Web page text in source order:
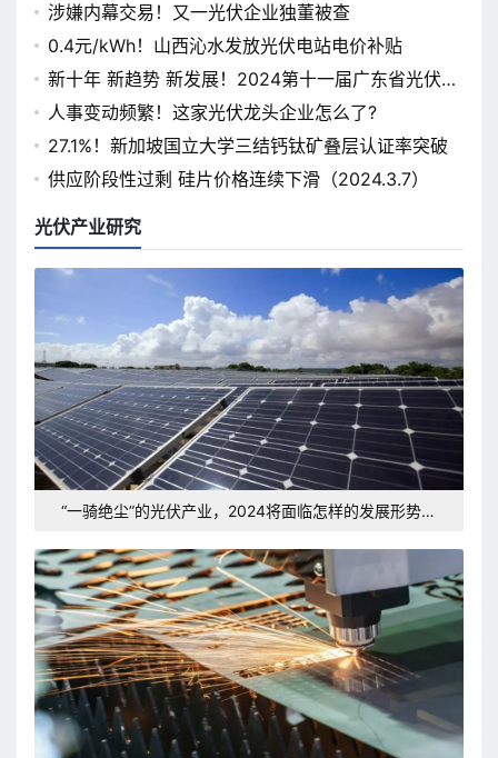
涉嫌内幕交易！又一光伏企业独董被查
0.4元/kWh！山西沁水发放光伏电站电价补贴
新十年 新趋势 新发展！2024第十一届广东省光伏论
坛即将开幕
人事变动频繁！这家光伏龙头企业怎么了?
27.1%！新加坡国立大学三结钙钛矿叠层认证率突破
供应阶段性过剩 硅片价格连续下滑（2024.3.7）
光伏产业研究
“一骑绝尘”的光伏产业，2024将面临怎样的发展形势和